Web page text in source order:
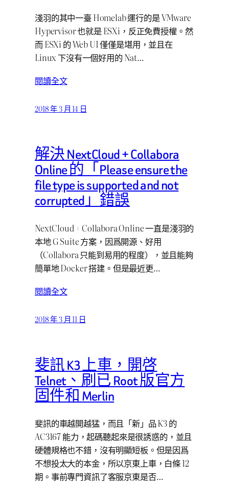
淺羽的其中一臺 Homelab 運行的是 VMware
Hypervisor 也就是 ESXi，反正免費授權。然
而 ESXi 的 Web UI 僅僅是堪用，並且在
Linux 下沒有一個好用的 Nat…
閱讀全文
2018 年 3 月 14 日
解決 NextCloud + Collabora
Online 的「Please ensure the
file type is supported and not
corrupted」錯誤
NextCloud + Collabora Online 一直是淺羽的
本地 G Suite 方案，因爲開源、好用
（Collabora 只能到易用的程度），並且能夠
簡單地 Docker 搭建。但是最近更…
閱讀全文
2018 年 3 月 11 日
斐訊 K3 上車，開啓
Telnet、刷已 Root 版官方
固件和 Merlin
斐訊的車越開越猛，而且「新」品 K3 的
AC3167 能力，起碼聽起來是很誘惑的，並且
硬體規格也不錯，沒有明顯短板。但是因爲
不想投太大的本金，所以京東上車，白條 12
期。事前專門資訊了客服京東是否…